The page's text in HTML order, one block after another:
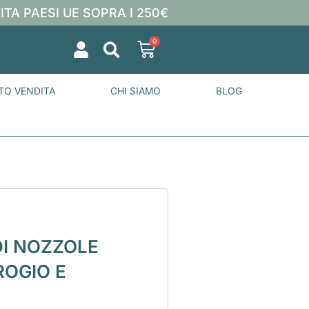
PAESI UE SOPRA I 250€
0
VENDITA CHI SIAMO BLOG
NOZZOLE
E